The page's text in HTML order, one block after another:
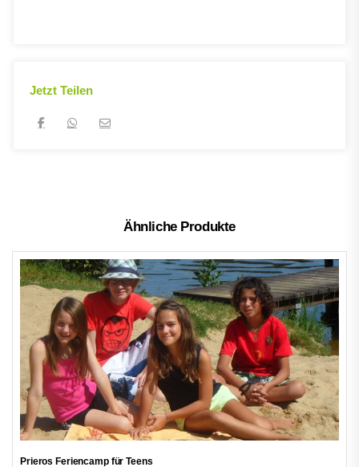
Jetzt Teilen
Ähnliche Produkte
Prieros Feriencamp für Teens